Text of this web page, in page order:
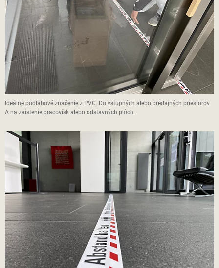
Ideálne podlahové značenie z PVC. Do vstupných alebo predajných priestorov.
A na zaistenie pracovísk alebo odstavných plôch.